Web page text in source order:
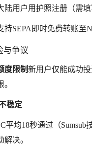
陆用户用护照注册（需
持SEPA即时免费转账至
与争议
度限制新用户仅能成功
稳定
平均18秒通过（
解决。